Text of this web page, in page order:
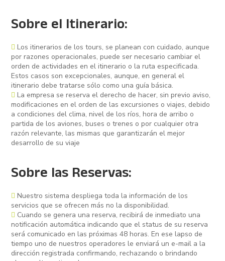
Sobre el Itinerario:
Los itinerarios de los tours, se planean con cuidado, aunque
por razones operacionales, puede ser necesario cambiar el
orden de actividades en el itinerario o la ruta especificada.
Estos casos son excepcionales, aunque, en general el
itinerario debe tratarse sólo como una guía básica.
La empresa se reserva el derecho de hacer, sin previo aviso,
modificaciones en el orden de las excursiones o viajes, debido
a condiciones del clima, nivel de los ríos, hora de arribo o
partida de los aviones, buses o trenes o por cualquier otra
razón relevante, las mismas que garantizarán el mejor
desarrollo de su viaje
Sobre las Reservas:
Nuestro sistema despliega toda la información de los
servicios que se ofrecen más no la disponibilidad.
Cuando se genera una reserva, recibirá de inmediato una
notificación automática indicando que el status de su reserva
será comunicado en las próximas 48 horas. En ese lapso de
tiempo uno de nuestros operadores le enviará un e-mail a la
dirección registrada confirmando, rechazando o brindando